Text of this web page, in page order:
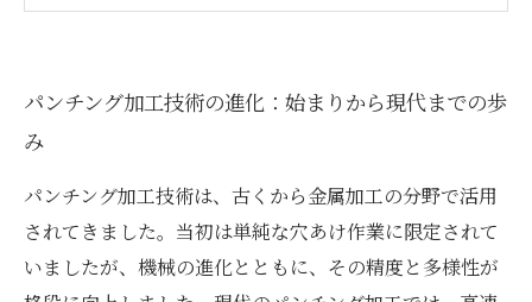
能性
と今後の展望
パンチング加工技術の基本知識と種類をわかり
やすく解説
パンチング加工技術の進化：始まりから現代までの歩
み
パンチング加工技術は、古くから金属加工の分野で活用
されてきました。当初は単純な穴あけ作業に限定されて
いましたが、機械の進化とともに、その精度と多様性が